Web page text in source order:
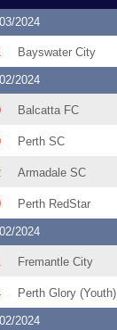
2024
Bayswater City
2024
Balcatta FC
Perth SC
Armadale SC
Perth RedStar
2024
Fremantle City
Perth Glory (Youth)
2024